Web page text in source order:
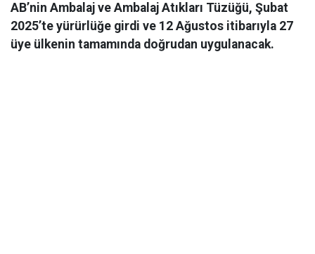
AB’nin Ambalaj ve Ambalaj Atıkları Tüzüğü, Şubat
2025’te yürürlüğe girdi ve 12 Ağustos itibarıyla 27
üye ülkenin tamamında doğrudan uygulanacak.